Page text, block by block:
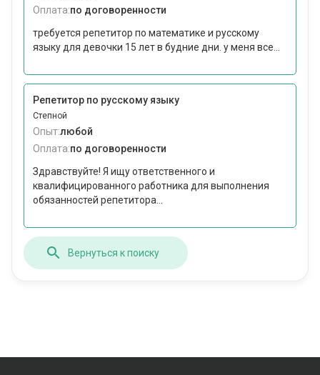
Оплата:по договоренности
требуется репетитор по математике и русскому
языку для девочки 15 лет в будние дни. у меня все...
Репетитор по русскому языку
Степной
Опыт:любой
Оплата:по договоренности
Здравствуйте! Я ищу ответственного и
квалифицированного работника для выполнения
обязанностей репетитора...
Вернуться к поиску